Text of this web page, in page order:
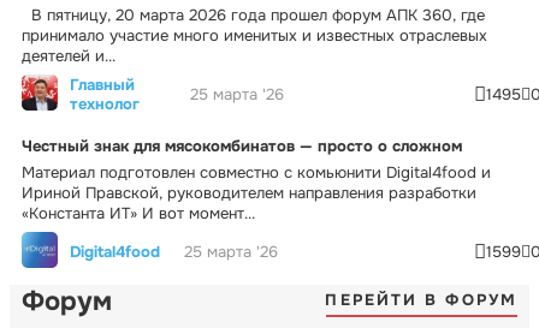
В пятницу, 20 марта 2026 года прошел форум АПК 360, где
принимало участие много именитых и известных отраслевых
деятелей и...
Главный
технолог
25 марта '26 1495
Честный знак для мясокомбинатов — просто о сложном
Материал подготовлен совместно с комьюнити Digital4food и
Ириной Правской, руководителем направления разработки
«Константа ИТ» И вот момент...
Digital4food
25 марта '26 1599
Форум ПЕРЕЙТИ В ФОРУМ